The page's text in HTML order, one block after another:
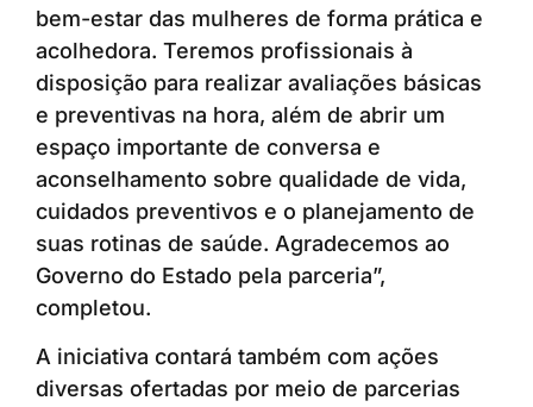
bem-estar das mulheres de forma prática e
acolhedora. Teremos profissionais à
disposição para realizar avaliações básicas
e preventivas na hora, além de abrir um
espaço importante de conversa e
aconselhamento sobre qualidade de vida,
cuidados preventivos e o planejamento de
suas rotinas de saúde. Agradecemos ao
Governo do Estado pela parceria”,
completou.
A iniciativa contará também com ações
diversas ofertadas por meio de parcerias